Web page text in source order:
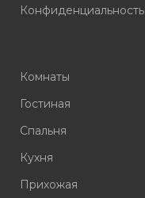
Конфиденциальность
Комнаты
Гостиная
Спальня
Кухня
Прихожая